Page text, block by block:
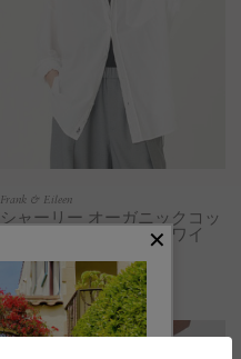
Frank & Eileen
シャーリー オーガニックコッ
トンボイル シャツ（ホワイ
¥47,300
New